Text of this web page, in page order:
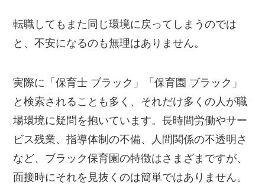
転職してもまた同じ環境に戻ってしまうのでは
と、不安になるのも無理はありません。
実際に「保育士 ブラック」「保育園 ブラック」
と検索されることも多く、それだけ多くの人が職
場環境に疑問を抱いています。長時間労働やサー
ビス残業、指導体制の不備、人間関係の不透明さ
など、ブラック保育園の特徴はさまざまですが、
面接時にそれを見抜くのは簡単ではありません。